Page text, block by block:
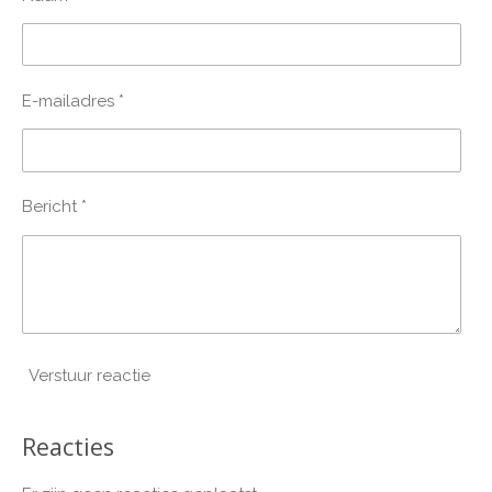
E-mailadres *
Bericht *
Verstuur reactie
Reacties